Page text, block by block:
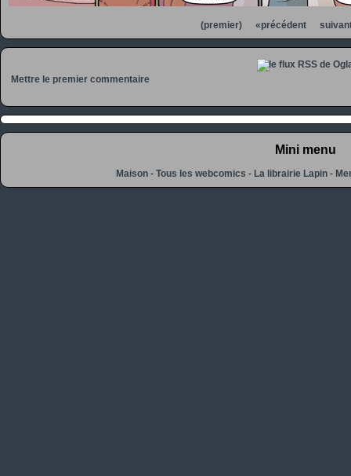
(premier) «précédent
Mettre le premier commentaire
Mini menu
Maison -Tous les webcomics -La librairie Lapin -